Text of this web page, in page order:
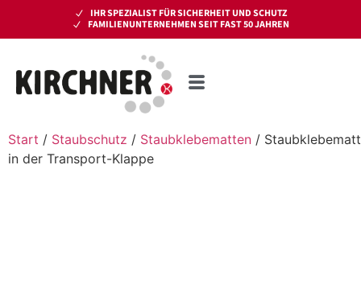
IHR SPEZIALIST FÜR SICHERHEIT UND SCHUTZ
FAMILIENUNTERNEHMEN SEIT FAST 50 JAHREN
Start / Staubschutz / Staubklebematten /
in der Transport-Klappe